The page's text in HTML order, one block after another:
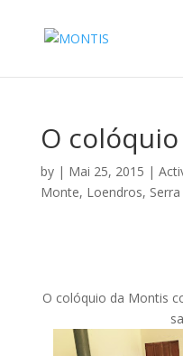
O colóquio
by | Mai 25, 2015 |
Monte, Loendros,
O colóquio da Montis